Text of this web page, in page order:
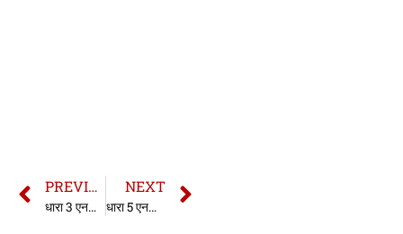
PREVIOUS
धारा 3 एनडीपीएस एक्ट | धारा 3 नारकोटिक्स एक्ट | Section 3 NDPS Act in Hindi
NEXT
धारा 5 एनडीपीएस एक्ट | धारा 5 नारकोटिक्स एक्ट | Section 5 NDPS Act in Hindi